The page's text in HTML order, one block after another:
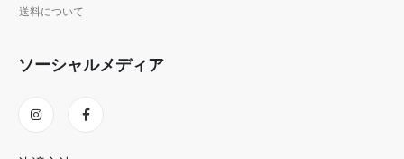
送料について
ソーシャルメディア